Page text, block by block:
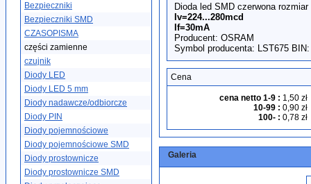
Bezpieczniki
Bezpieczniki SMD
CZASOPISMA
części zamienne
czujnik
Diody LED
Diody LED 5 mm
Diody nadawcze/odbiorcze
Diody PIN
Diody pojemnościowe
Diody pojemnościowe SMD
Diody prostownicze
Diody prostownicze SMD
Dioda led SMD czerwona rozmiar
Iv=224...280mcd
If=30mA
Producent: OSRAM
Symbol producenta: LST675
Cena
cena netto 1-9 : 1,50 zł
10-99 : 0,90 zł
100- : 0,78 zł
Galeria